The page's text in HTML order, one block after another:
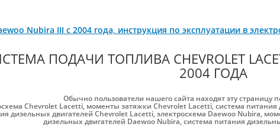
Nubira III с 2004 года, инструкция по эксплуатации в
ПОДАЧИ ТОПЛИВА CHEVROLET
2004 ГОДА
Обычно пользователи нашего сайта находят эту страницу
Chevrolet Lacetti, моменты затяжки Chevrolet Lacetti,система питания
дизельных двигателей Chevrolet Lacetti,электросхема Daewoo Nubira,
дизельных двигателей Daewoo Nubira,система питания